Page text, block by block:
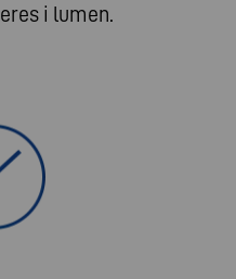
i lumen.